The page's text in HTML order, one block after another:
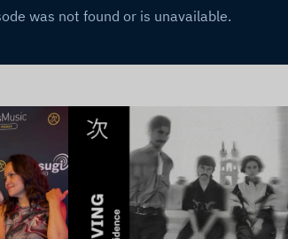
Lire l’article